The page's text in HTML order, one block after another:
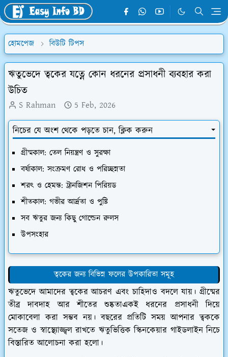
হোমপেজ বিউটি টিপস
ঋতুভেদে ত্বকের যত্নে কোন ধরনের প্রসাধনী ব্যবহার করা
উচিত
S Rahman 5 Feb, 2026
নিচের যে অংশ থেকে পড়তে চান, ক্লিক করুন
​গ্রীষ্মকাল: তেল নিয়ন্ত্রণ ও সুরক্ষা
​বর্ষাকাল: সংক্রমণ রোধ ও পরিচ্ছন্নতা
​শরৎ ও হেমন্ত: ট্রানজিশন পিরিয়ড
​শীতকাল: গভীর আর্দ্রতা ও পুষ্টি
​সব ঋতুর জন্য কিছু গোল্ডেন রুলস
​উপসংহার
ত্বকের জন্য বিভিন্ন ফলের উপকারিতা সমূহ
ঋতুভেদে আমাদের ত্বকের আচরণ এবং চাহিদাও বদলে যায়। গ্রীষ্মের
তীব্র দাবদাহ আর শীতের শুষ্কতাএকই ধরনের প্রসাধনী দিয়ে
মোকাবেলা করা সম্ভব নয়। বছরের প্রতিটি সময় আপনার ত্বককে
সতেজ ও স্বাস্থ্যোজ্জ্বল রাখতে ঋতুভিত্তিক স্কিনকেয়ার গাইডলাইন নিচে
বিস্তারিত আলোচনা করা হলো।